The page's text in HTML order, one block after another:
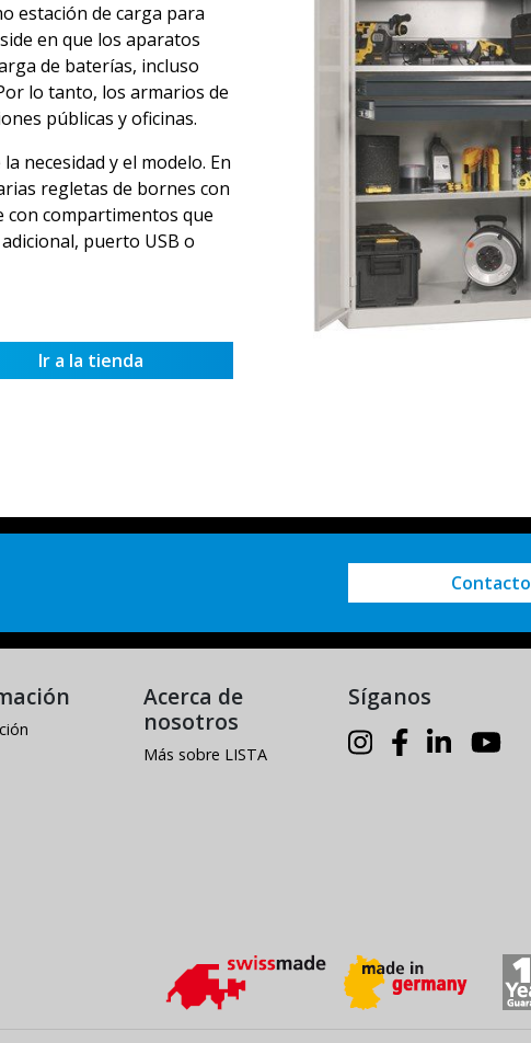
estación de carga para
en que los aparatos
de baterías, incluso
lo tanto, los armarios de
públicas y oficinas.
necesidad y el modelo. En
regletas de bornes con
con compartimentos que
puerto USB o
Ir a la tienda
Contacto
Acerca de
nosotros
Más sobre LISTA
Síganos